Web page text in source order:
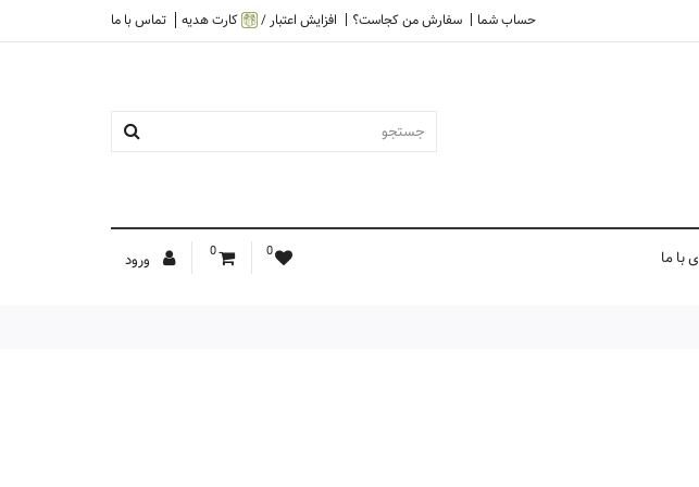
حساب شما سفارش من کجاست؟ افزایش اعتبار / کارت هدیه تماس با ما
0
0 ورود با ما